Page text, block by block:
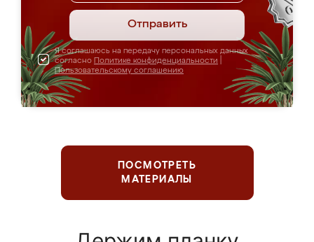
Отправить
Я соглашаюсь на передачу персональных данных
согласно Политике конфиденциальности
Пользовательскому соглашению
ПОСМОТРЕТЬ
МАТЕРИАЛЫ